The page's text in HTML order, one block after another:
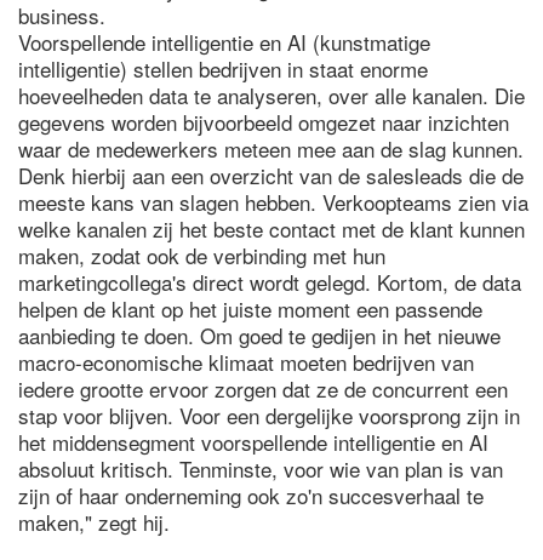
business.
Voorspellende intelligentie en AI (kunstmatige
intelligentie) stellen bedrijven in staat enorme
hoeveelheden data te analyseren, over alle kanalen. Die
gegevens worden bijvoorbeeld omgezet naar inzichten
waar de medewerkers meteen mee aan de slag kunnen.
Denk hierbij aan een overzicht van de salesleads die de
meeste kans van slagen hebben. Verkoopteams zien via
welke kanalen zij het beste contact met de klant kunnen
maken, zodat ook de verbinding met hun
marketingcollega's direct wordt gelegd. Kortom, de data
helpen de klant op het juiste moment een passende
aanbieding te doen. Om goed te gedijen in het nieuwe
macro-economische klimaat moeten bedrijven van
iedere grootte ervoor zorgen dat ze de concurrent een
stap voor blijven. Voor een dergelijke voorsprong zijn in
het middensegment voorspellende intelligentie en AI
absoluut kritisch. Tenminste, voor wie van plan is van
zijn of haar onderneming ook zo'n succesverhaal te
maken," zegt hij.